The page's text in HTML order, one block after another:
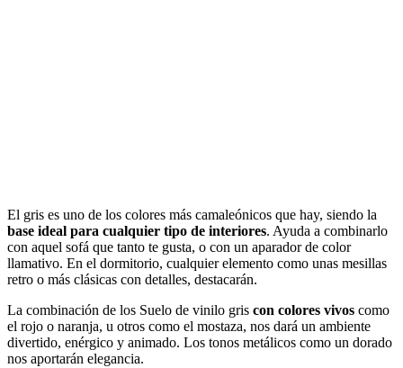
El gris es uno de los colores más camaleónicos que hay, siendo la
base ideal para cualquier tipo de interiores. Ayuda a combinarlo
con aquel sofá que tanto te gusta, o con un aparador de color
llamativo. En el dormitorio, cualquier elemento como unas mesillas
retro o más clásicas con detalles, destacarán.
La combinación de los Suelo de vinilo gris con colores vivos como
el rojo o naranja, u otros como el mostaza, nos dará un ambiente
divertido, enérgico y animado. Los tonos metálicos como un dorado
nos aportarán elegancia.